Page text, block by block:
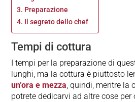
Preparazione
Il segreto dello chef
Tempi di cottura
I tempi per la preparazione di
lunghi, ma la cottura è piuttosto
un’ora e mezza, quindi, mentre la
potrete dedicarvi ad altre cose